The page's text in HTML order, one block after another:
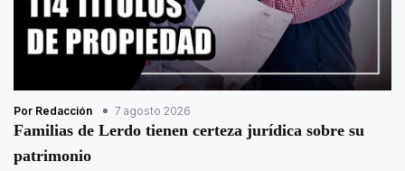
Por Redacción 7 agosto 2026
Familias de Lerdo tienen certeza jurídica sobre su
patrimonio